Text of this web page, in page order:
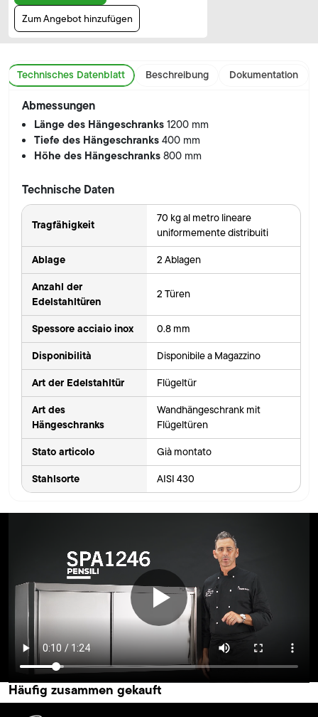
Zum Angebot hinzufügen
Technisches Datenblatt Beschreibung Dokumentation
Abmessungen
Länge des Hängeschranks1200 mm
Tiefe des Hängeschranks400 mm
Höhe des Hängeschranks800 mm
Technische Daten
Tragfähigkeit
70 kg al metro lineare
uniformemente distribuiti
Ablage 2 Ablagen
Anzahl der
Edelstahltüren
2 Türen
Spessore acciaio inox 0.8 mm
Disponibilità Disponibile a Magazzino
Art der Edelstahltür Flügeltür
Art des
Hängeschranks
Wandhängeschrank mit
Flügeltüren
Stato articolo Già montato
Stahlsorte AISI 430
Häufig zusammen gekauft